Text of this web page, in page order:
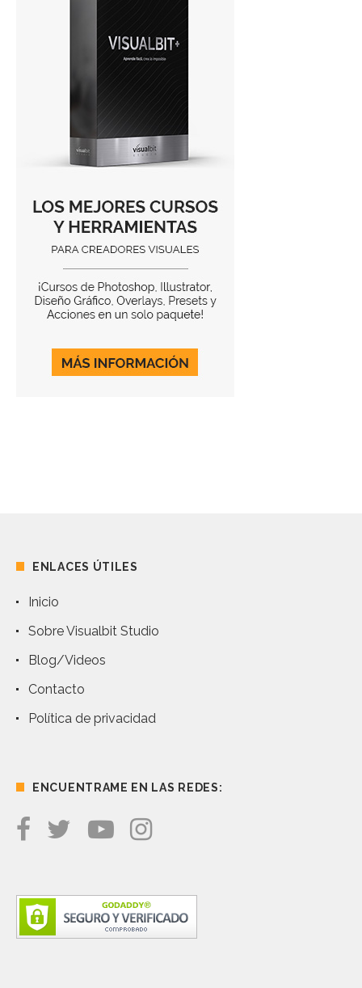
ENLACES ÚTILES
Inicio
Sobre Visualbit Studio
Blog/Videos
Contacto
Política de privacidad
ENCUENTRAME EN LAS REDES: